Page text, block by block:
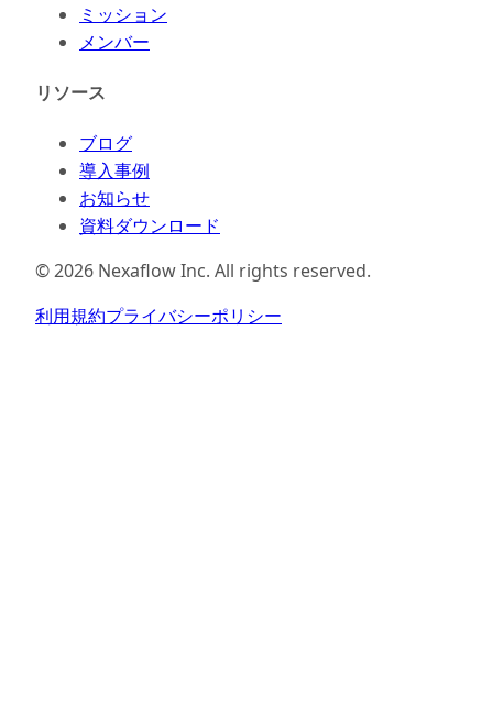
ミッション
メンバー
リソース
ブログ
導入事例
お知らせ
資料ダウンロード
©2026 Nexaflow Inc. All rights reserved.
利用規約プライバシーポリシー